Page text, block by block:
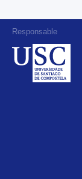
Responsable